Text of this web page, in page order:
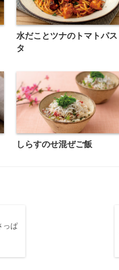
水だことツナのトマトパス
タ
しらすのせ混ぜご飯
っぱ